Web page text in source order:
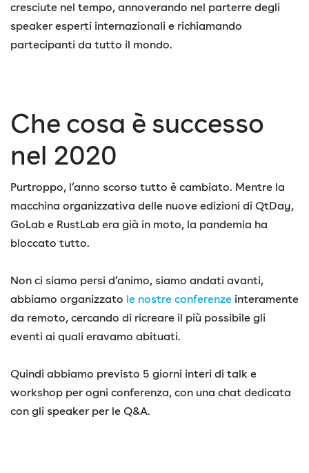
cresciute nel tempo, annoverando nel parterre degli
speaker esperti internazionali e richiamando
partecipanti da tutto il mondo.
Che cosa è successo
nel 2020
Purtroppo, l’anno scorso tutto è cambiato. Mentre la
macchina organizzativa delle nuove edizioni di QtDay,
GoLab e RustLab era già in moto, la pandemia ha
bloccato tutto.
Non ci siamo persi d’animo, siamo andati avanti,
abbiamo organizzato le nostre conferenze interamente
da remoto, cercando di ricreare il più possibile gli
eventi ai quali eravamo abituati.
Quindi abbiamo previsto 5 giorni interi di talk e
workshop per ogni conferenza, con una chat dedicata
con gli speaker per le Q&A.